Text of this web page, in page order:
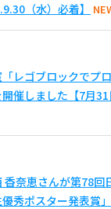
（水）必着】
レゴブロックでプ
催しました【7月31
奈恵さんが第78回
秀ポスター発表賞